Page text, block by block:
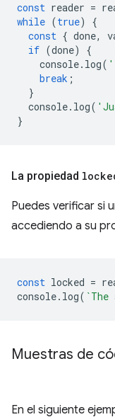
const reader =
while (true)
{
const { done,
if (done)
{
console. log(
break ;
}
console. log(
}
La propiedad
Puedes verificar si
accediendo a su
const locked =
console. log(
Muestras de
En el siguiente